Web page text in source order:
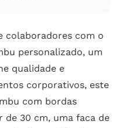
colaboradores com o
personalizado, um
qualidade e
corporativos, este
com bordas
de 30 cm, uma faca de